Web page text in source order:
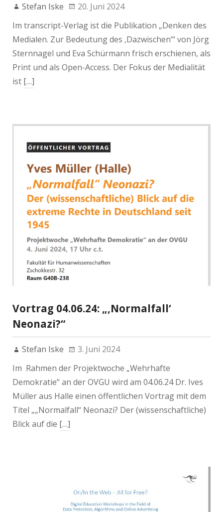
Stefan Iske
20. Juni 2024
Im transcript-Verlag ist die Publikation „Denken des
Medialen. Zur Bedeutung des ‚Dazwischen’“ von Jörg
Sternnagel und Eva Schürmann frisch erschienen, als
Print und als Open-Access. Der Fokus der Medialität
ist […]
Vortrag 04.06.24: „‚Normalfall‘
Neonazi?“
Stefan Iske
3. Juni 2024
Im Rahmen der Projektwoche „Wehrhafte
Demokratie“ an der OVGU wird am 04.06.24 Dr. Ives
Müller aus Halle einen öffentlichen Vortrag mit dem
Titel „„Normalfall“ Neonazi? Der (wissenschaftliche)
Blick auf die […]